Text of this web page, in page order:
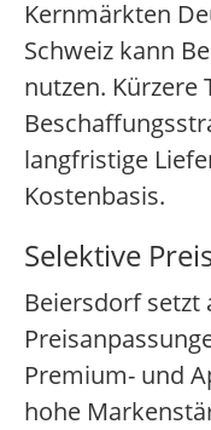
Kernmärkten
Schweiz kann
nutzen. Kürzere
langfristige
Kostenbasis.
Selektive
Beiersdorf setzt
Premium- und
hohe